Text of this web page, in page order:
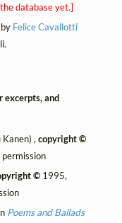
database yet.]
Felice Cavallotti
excerpts, and
Kanen) ,copyright ©
© 1995,
Poems and Ballads